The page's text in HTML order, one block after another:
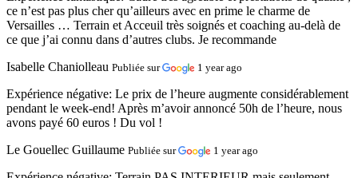
ce n’est pas plus cher qu’ailleurs avec en prime le charme de
Versailles … Terrain et Acceuil très soignés et coaching au-delà de
ce que j’ai connu dans d’autres clubs. Je recommande
Isabelle Chaniolleau Publiée sur 1 year ago
Expérience négative: Le prix de l’heure augmente considérablement
pendant le week-end! Après m’avoir annoncé 50h de l’heure, nous
avons payé 60 euros ! Du vol !
Le Gouellec Guillaume Publiée sur 1 year ago